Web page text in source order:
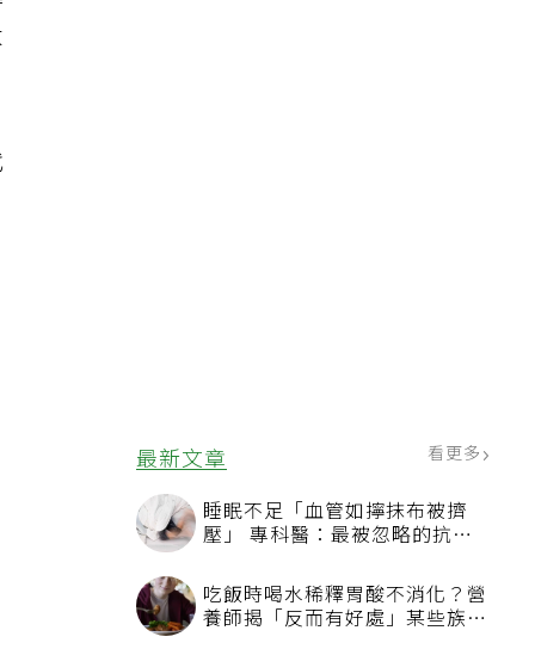
最新文章 看更多
睡眠不足「血管如擰抹布被擠
壓」 專科醫：最被忽略的抗老
吃飯時喝水稀釋胃酸不消化？營
養師揭「反而有好處」某些族群